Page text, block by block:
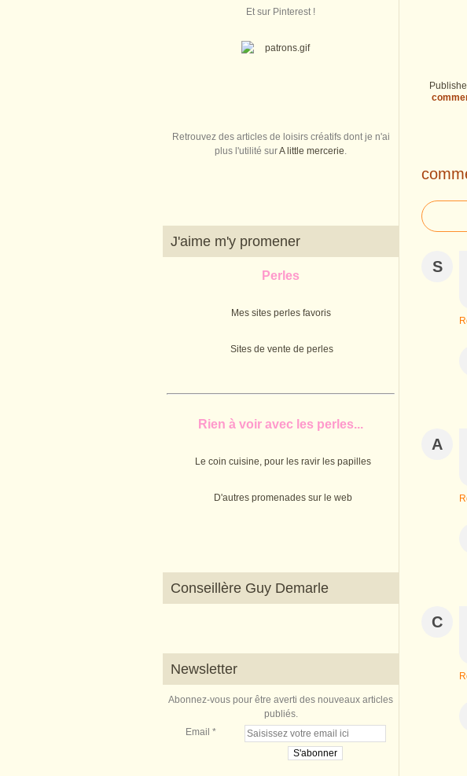
Et sur Pinterest !
Retrouvez des articles de loisirs créatifs dont je n'ai
plus l'utilité surA little mercerie.
J'aime m'y promener
Perles
Mes sites perles favoris
Sites de vente de perles
Rien à voir avec les perles...
Le coin cuisine, pour les ravir les papilles
D'autres promenades sur le web
Conseillère Guy Demarle
Newsletter
Abonnez-vous pour être averti des nouveaux articles
publiés.
Email
S
A
C